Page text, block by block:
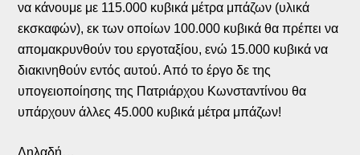
να κάνουμε με 115.000 κυβικά μέτρα μπάζων (υλικά
εκσκαφών), εκ των οποίων 100.000 κυβικά θα πρέπει να
απομακρυνθούν του εργοταξίου, ενώ 15.000 κυβικά να
διακινηθούν εντός αυτού. Από το έργο δε της
υπογειοποίησης της Πατριάρχου Κωνσταντίνου θα
υπάρχουν άλλες 45.000 κυβικά μέτρα μπάζων!
Δηλαδή…